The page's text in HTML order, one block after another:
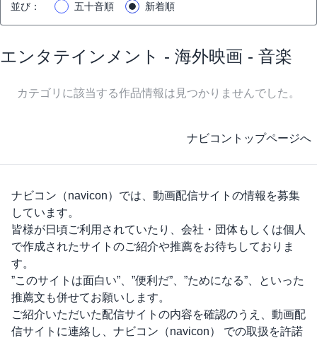
並び ： 五十音順 新着順
エンタテインメント - 海外映画 - 音楽
カテゴリに該当する作品情報は見つかりませんでした。
ナビコントップページへ
ナビコン（navicon） では、動画配信サイトの情報を募集
しています。
皆様が日頃ご利用されていたり、会社・団体もしくは個人
で作成されたサイトのご紹介や推薦をお待ちしておりま
す。
”このサイトは面白い”、”便利だ”、”ためになる”、といった
推薦文も併せてお願いします。
ご紹介いただいた配信サイトの内容を確認のうえ、動画配
信サイトに連絡し、 ナビコン（navicon）
での取扱を許諾